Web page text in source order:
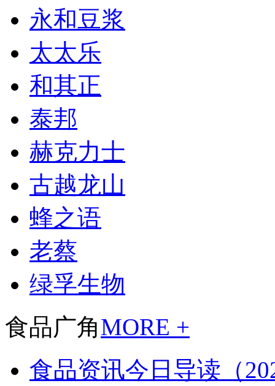
永和豆浆
太太乐
和其正
泰邦
赫克力士
古越龙山
蜂之语
老蔡
绿孚生物
食品广角MORE +
食品资讯今日导读（